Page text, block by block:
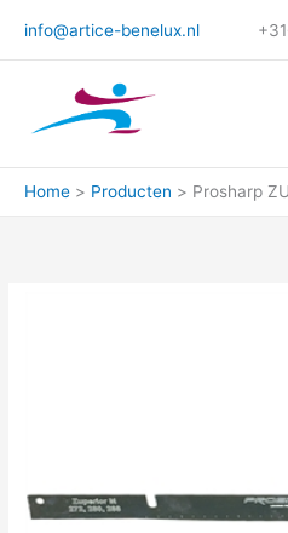
naar
de
info@artice-benelux.nl
Home Producten Prosharp